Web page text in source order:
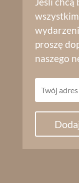
proszę
naszego